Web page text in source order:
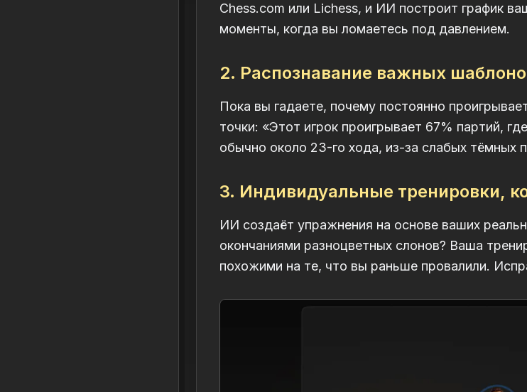
Chess.com или Lichess, и ИИ построит график
моменты, когда вы ломаетесь под давлением.
2. Распознавание важных
Пока вы гадаете, почему постоянно
точки: «Этот игрок проигрывает 67% партий,
обычно около 23-го хода, из-за слабых тёмных
3. Индивидуальные тренировки,
ИИ создаёт упражнения на основе ваших
окончаниями разноцветных слонов? Ваша
похожими на те, что вы раньше провалили.